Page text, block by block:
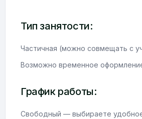
Тип занятости:
Частичная (можно совмещать с
Возможно временное
График работы:
Свободный — выбираете